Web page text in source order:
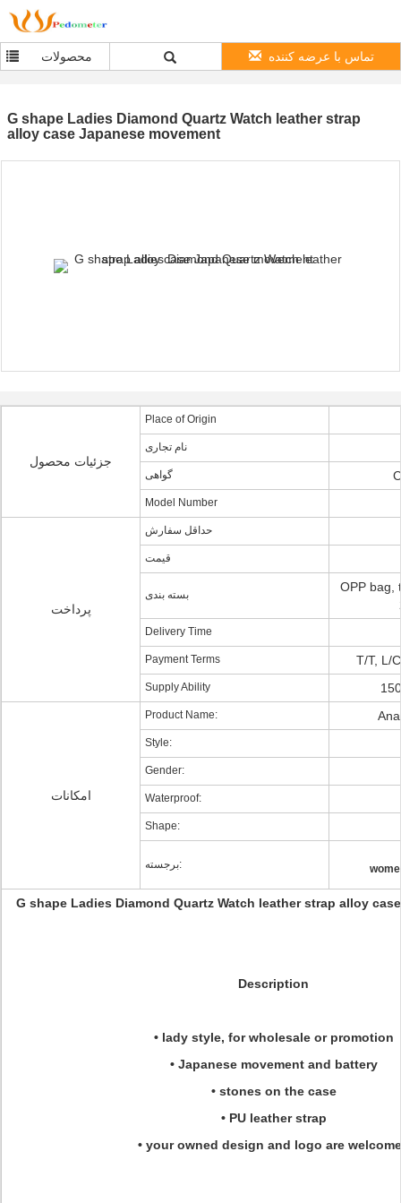
محصولات تماس با عرضه کننده
G shape Ladies Diamond Quartz Watch leather strap
alloy case Japanese movement
جزئیات محصول
Place of Origin
نام تجاری
گواهی
Model Number
پرداخت
حداقل سفارش
قیمت
بسته بندی
OPP bag,
Delivery Time
Payment Terms T/T, L/
Supply Ability
امکانات
Product Name:
Style:
Gender:
Waterproof:
Shape:
برجسته:
G shape Ladies Diamond Quartz Watch leather strap alloy
Description
• lady style, for wholesale or promotion
• Japanese movement and battery
• stones on the case
• PU leather strap
• your owned design and logo are